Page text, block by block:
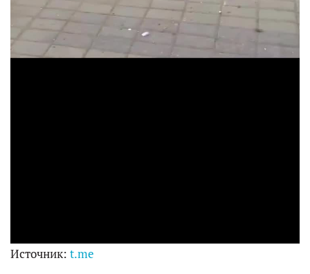
i
Источник: t.me